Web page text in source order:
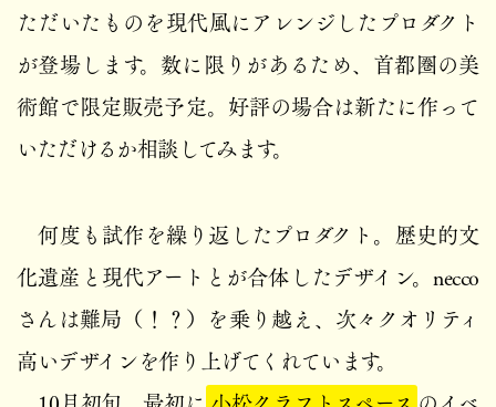
ただいたものを現代風にアレンジしたプロダクト
が登場します。数に限りがあるため、首都圏の美
術館で限定販売予定。好評の場合は新たに作って
いただけるか相談してみます。
何度も試作を繰り返したプロダクト。歴史的文
化遺産と現代アートとが合体したデザイン。necco
さんは難局（！？）を乗り越え、次々クオリティ
高いデザインを作り上げてくれています。